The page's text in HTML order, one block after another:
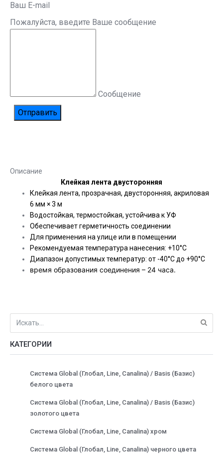
Ваш E-mail
Пожалуйста, введите Ваше сообщение
Сообщение
Описание
Клейкая лента двусторонняя
Клейкая лента, прозрачная, двусторонняя, акриловая
6 мм × 3 м
Водостойкая, термостойкая, устойчива к УФ
Обеспечивает герметичность соединении
Для применения на улице или в помещении
Рекомендуемая температура нанесения: +10°С
Диапазон допустимых температур: от -40°С до +90°С
время образования соединения – 24 часа.
КАТЕГОРИИ
Система Global (Глобал, Line, Canalina) / Basis (Базис)
белого цвета
Система Global (Глобал, Line, Canalina) / Basis (Базис)
золотого цвета
Система Global (Глобал, Line, Canalina) хром
Система Global (Глобал, Line, Canalina) черного цвета